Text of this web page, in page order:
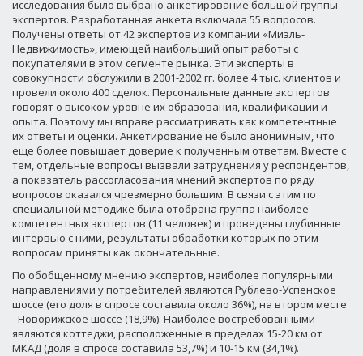
исследования было выбрано анкетирование большой группы
экспертов. Разработанная анкета включала 55 вопросов.
Получены ответы от 42 экспертов из компании «Миэль-
Недвижимость», имеющей наибольший опыт работы с
покупателями в этом сегменте рынка. Эти эксперты в
совокупности обслужили в 2001-2002 гг. более 4 тыс. клиентов и
провели около 400 сделок. Персональные данные экспертов
говорят о высоком уровне их образования, квалификации и
опыта. Поэтому мы вправе рассматривать как компетентные
их ответы и оценки. Анкетирование не было анонимным, что
еще более повышает доверие к полученным ответам. Вместе с
тем, отдельные вопросы вызвали затруднения у респондентов,
а показатель рассогласования мнений экспертов по ряду
вопросов оказался чрезмерно большим. В связи с этим по
специальной методике была отобрана группа наиболее
компетентных экспертов (11 человек) и проведены глубинные
интервью с ними, результаты обработки которых по этим
вопросам приняты как окончательные.
По обобщенному мнению экспертов, наиболее популярными
направлениями у потребителей являются Рублево-Успенское
шоссе (его доля в спросе составила около 36%), на втором месте
- Новорижское шоссе (18,9%). Наиболее востребованными
являются коттеджи, расположенные в пределах 15-20 км от
МКАД (доля в спросе составила 53,7%) и 10-15 км (34,1%).